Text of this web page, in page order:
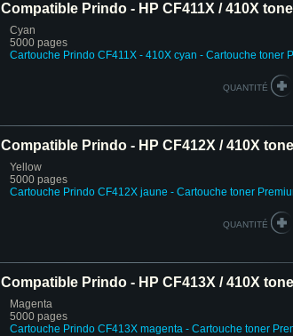
Compatible Prindo - HP CF411X / 410X
Cyan
5000 pages
Cartouche Prindo CF411X - 410X cyan - Cartouche toner
QUANTITÉ
Compatible Prindo - HP CF412X / 410X
Yellow
5000 pages
Cartouche Prindo CF412X jaune - Cartouche toner
QUANTITÉ
Compatible Prindo - HP CF413X / 410X
Magenta
5000 pages
Cartouche Prindo CF413X magenta - Cartouche toner